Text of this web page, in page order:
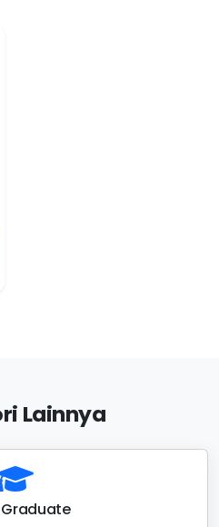
Lainnya
Graduate